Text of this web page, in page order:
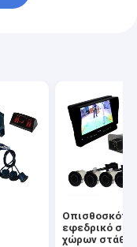
Οπισθοσκόπο
εφεδρικό
χώρων